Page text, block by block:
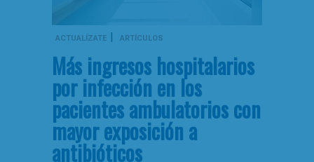
ACTUALÍZATE | ARTÍCULOS
Más ingresos hospitalarios
por infección en los
pacientes ambulatorios con
mayor exposición a
antibióticos